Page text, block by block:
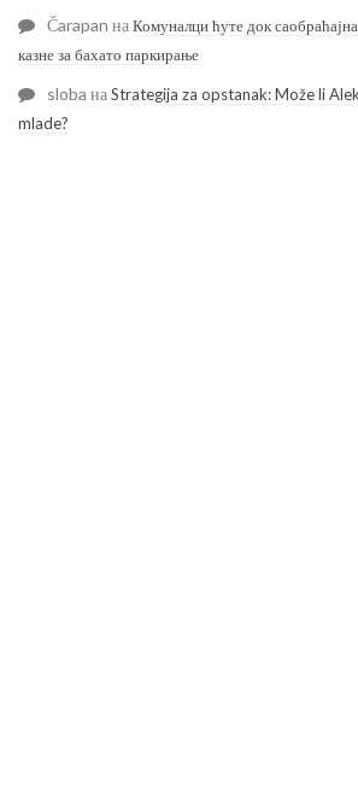
Čarapan наКомуналци ћуте док
казне за бахато паркирање
sloba наStrategija za opstanak: Može li
mlade?